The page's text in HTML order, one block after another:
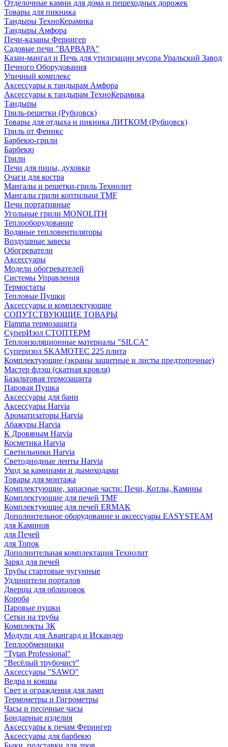
Отделочные камни для дома и пешеходных дорожек
Товары для пикника
Тандыры ТехноКерамика
Тандыры Амфора
Печи-казаны Ферингер
Садовые печи "ВАРВАРА"
Казан-мангал и Печь для утилизации мусора Уральский Завод
Печного Оборудования
Уличный комплекс
Аксессуары к тандырам Амфора
Аксессуары к тандырам ТехноКерамика
Тандыры
Гриль-решетки (Рубцовск)
Товары для отдыха и пикника ЛИТКОМ (Рубцовск)
Гриль от Феникс
Барбекю-грили
Барбекю
Грили
Печи для пицы, духовки
Очаги для костра
Мангалы и решетки-гриль Технолит
Мангалы грили коптильни TMF
Печи портативные
Угольные грили MONOLITH
Теплооборудование
Водяные тепловентиляторы
Воздушные завесы
Обогреватели
Аксессуары
Модели обогревателей
Системы Управления
Термостаты
Тепловые Пушки
Аксессуары и комплектующие
СОПУТСТВУЮЩИЕ ТОВАРЫ
Flamma термозащита
СуперИзол СТОПТЕРМ
Теплоизоляционные материалы "SILCA"
Суперизол SKAMOTEC 225 плита
Комплектующие (экраны защитные и листы предтопочные)
Мастер флэш (скатная кровля)
Базальтовая термозащита
Паровая Пушка
Аксессуары для бани
Аксессуары Harvia
Ароматизаторы Harvia
Абажуры Harvia
К Дровяным Harvia
Косметика Harvia
Светильники Harvia
Светодиодные ленты Harvia
Уход за каминами и дымоходами
Товары для монтажа
Комплектующие, запасные части: Печи, Котлы, Камины
Комплектующие для печей TMF
Комплектующие для печей ERMAK
Дополнительное оборудование и аксессуары EASYSTEAM
для Каминов
для Печей
для Топок
Дополнительная комплектация Технолит
Заряд для печей
Трубы стартовые чугунные
Удлинители порталов
Дверцы для облицовок
Короба
Паровые пушки
Сетки на трубы
Комплекты ЗК
Модули для Авангард и Искандер
Теплообменники
"Tytan Professional"
"Весёлый трубочист"
Аксессуары "SAWO"
Ведра и ковшы
Свет и ограждения для ламп
Термометры и Гигрометры
Часы и песочные часы
Бондарные изделия
Аксессуары к печам Ферингер
Аксессуары для барбекю
Быки, подставки для дров